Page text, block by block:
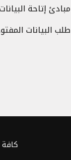
مبادئ إتاحة
طلب البيانات